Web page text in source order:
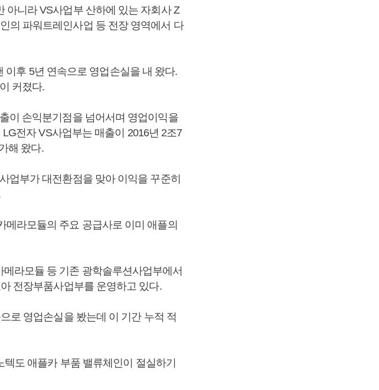
아니라 VS사업부 산하에 있는 자회사 Z
의 파워트레인사업 등 전장 영역에서 다
이후 5년 연속으로 영업손실을 내 왔다.
커졌다.
이 손익분기점을 넘어서며 영업이익을
전자 VS사업부는 매출이 2016년 2조7
해 왔다.
업부가 대전환점을 맞아 이익을 꾸준히
메라모듈의 주요 공급사로 이미 애플의
라모듈 등 기존 광학솔루션사업부에서
전장부품사업부를 운영하고 있다.
로 영업손실을 봤는데 이 기간 누적 적
도 애플카 부품 밸류체인이 절실하기